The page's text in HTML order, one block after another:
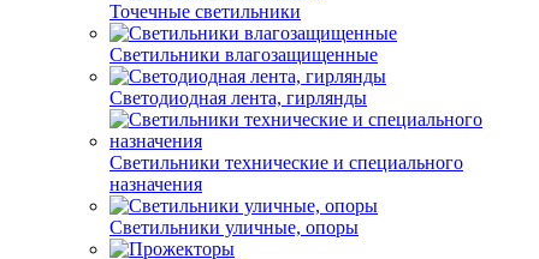
Точечные светильники
Светильники влагозащищенные
Светодиодная лента, гирлянды
Светильники технические и специального
назначения
Светильники уличные, опоры